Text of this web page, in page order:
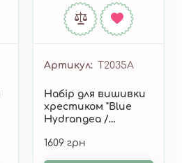
Артикул T2035A
Набір для вишивки
хрестиком "Blue
Hydrangea /
1609 грн